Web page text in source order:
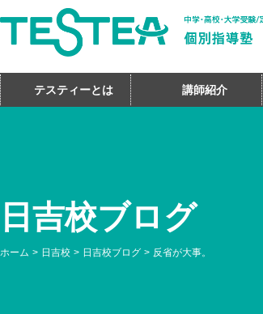
テスティーとは 講師紹介
日吉校ブログ
ホーム 日吉校 日吉校ブログ 反省が大事。